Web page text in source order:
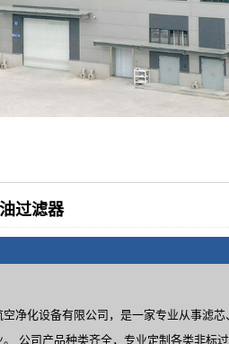
过滤器
空净化设备有限公司，是一家专业从事滤
。 公司产品种类齐全，专业定制各类非标